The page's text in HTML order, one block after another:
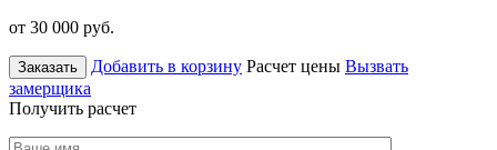
от 30 000 руб.
Заказать Добавить в корзину Расчет цены Вызвать
замерщика
Получить расчет